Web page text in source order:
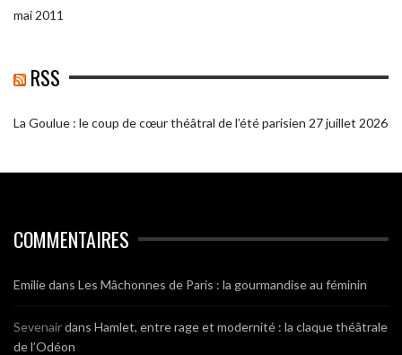
mai 2011
RSS
La Goulue : le coup de cœur théâtral de l’été parisien 27 juillet 2026
COMMENTAIRES
Emiliedans Les Mâchonnes de Paris : la gourmandise au féminin
Sevenairdans Hamlet, entre rage et modernité : la claque théâtrale
de l’Odéon